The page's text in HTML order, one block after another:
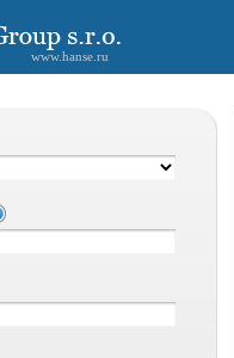
www.hanse.ru